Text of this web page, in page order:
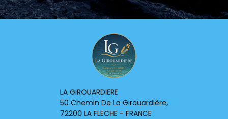
LA GIROUARDIERE
50 Chemin De La Girouardière,
72200 LA FLECHE - FRANCE